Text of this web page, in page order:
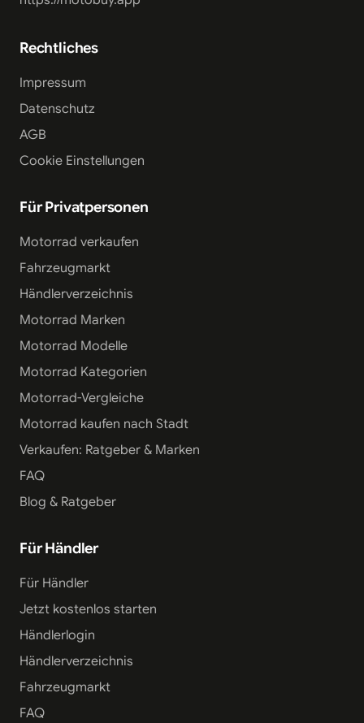
Rechtliches
Impressum
Datenschutz
AGB
Cookie Einstellungen
Für Privatpersonen
Motorrad verkaufen
Fahrzeugmarkt
Händlerverzeichnis
Motorrad Marken
Motorrad Modelle
Motorrad Kategorien
Motorrad-Vergleiche
Motorrad kaufen nach Stadt
Verkaufen: Ratgeber & Marken
FAQ
Blog & Ratgeber
Für Händler
Für Händler
Jetzt kostenlos starten
Händlerlogin
Händlerverzeichnis
Fahrzeugmarkt
FAQ